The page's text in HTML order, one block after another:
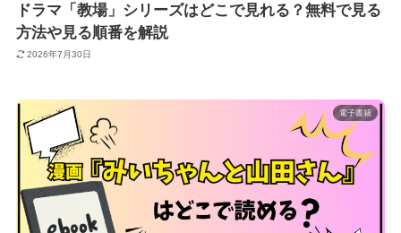
ドラマ「教場」シリーズはどこで見れる？無料で見る
方法や見る順番を解説
2026年7月30日
電子書籍